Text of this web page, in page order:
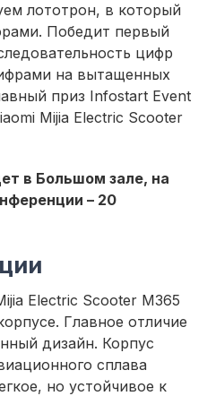
лототрон, в который
Победит первый
цифр
на вытащенных
приз Infostart Event
Mijia Electric Scooter
в Большом зале, на
– 20
Electric Scooter M365
Главное отличие
дизайн. Корпус
сплава
но устойчивое к